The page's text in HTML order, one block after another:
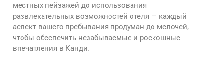
местных пейзажей до использования
развлекательных возможностей отеля — каждый
аспект вашего пребывания продуман до мелочей,
чтобы обеспечить незабываемые и роскошные
впечатления в Канди.